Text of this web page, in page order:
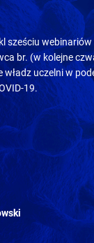
sześciu webinariów
br. (w kolejne
władz uczelni w
19.